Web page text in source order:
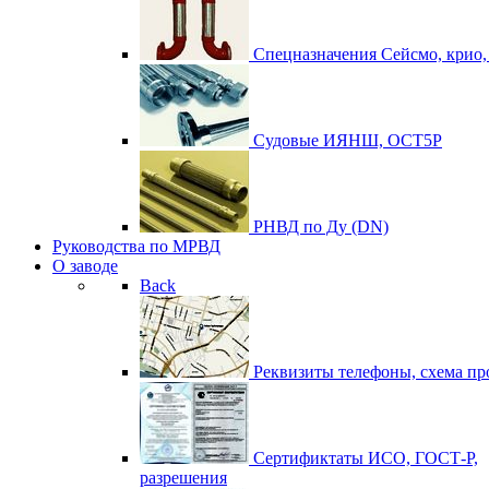
Спецназначения Сейсмо,
Судовые ИЯНШ, ОСТ5Р
РНВД по Ду (DN)
Руководства по МРВД
О заводе
Back
Реквизиты телефоны, схема
Сертификтаты ИСО, ГОСТ-Р,
разрешения